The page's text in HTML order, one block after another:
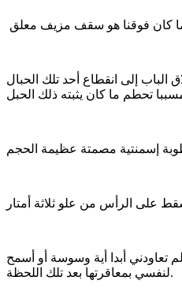
الباب إلى انقطاع أحد تلك الحبال
أبدا أية وسوسة أو أسمح
لنفسي بمعاقرتها بعد تلك اللحظة.